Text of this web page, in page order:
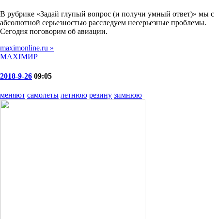
В рубрике «Задай глупый вопрос (и получи умный ответ)» мы с
абсолютной серьезностью расследуем несерьезные проблемы.
Сегодня поговорим об авиации.
maximonline.ru »
MAXIMИР
2018-9-26 09:05
меняют самолеты летнюю резину зимнюю